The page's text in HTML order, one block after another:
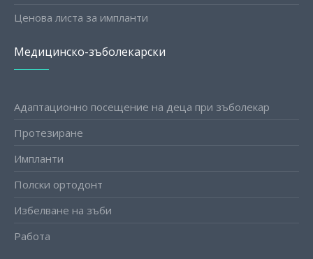
Ценова листа за импланти
Медицинско-зъболекарски
Адаптационно посещение на деца при зъболекар
Протезиране
Импланти
Полски ортодонт
Избелване на зъби
Работа